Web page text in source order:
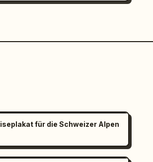
für die Schweizer Alpen